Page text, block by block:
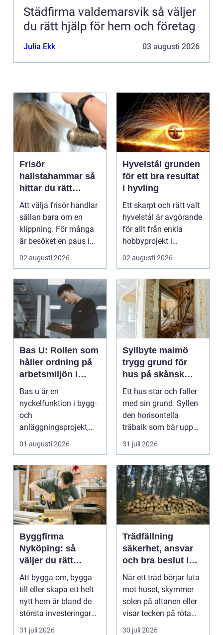
Städfirma valdemarsvik så väljer
du rätt hjälp för hem och företag
Julia Ekk 03 augusti 2026
Frisör
hallstahammar så
hittar du rätt
salong för stil,
kvalitet och känsla
Att välja frisör handlar
sällan bara om en
klippning. För många
är besöket en paus i
vardagen, ett s...
02 augusti 2026
Hyvelstål grunden
för ett bra resultat
i hyvling
Ett skarpt och rätt valt
hyvelstål är avgörande
för allt från enkla
hobbyprojekt i
verkstaden till k...
02 augusti 2026
Bas U: Rollen som
håller ordning på
arbetsmiljön i
byggprojekt
Bas u är en
nyckelfunktion i bygg-
och
anläggningsprojekt,
med ansvar för att
arbetsm...
01 augusti 2026
Syllbyte malmö
trygg grund för
hus på skånsk
mark
Ett hus står och faller
med sin grund. Syllen
den horisontella
träbalk som bär upp
väggarna mot pla...
31 juli 2026
Byggfirma
Nyköping: så
väljer du rätt
partner för ditt
projekt
Att bygga om, bygga
till eller skapa ett helt
nytt hem är bland de
största investeringar
m...
31 juli 2026
Trädfällning
säkerhet, ansvar
och bra beslut i
trädgården
När ett träd börjar luta
mot huset, skymmer
solen på altanen eller
visar tecken på röta
uppstår ofta...
30 juli 2026